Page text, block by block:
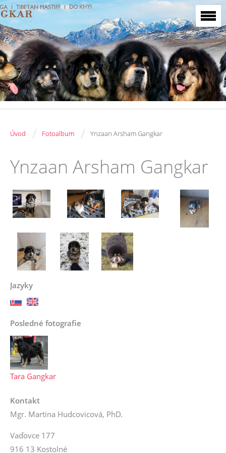
Úvod / Fotoalbum / Ynzaan Arsham Gangkar
Ynzaan Arsham Gangkar
Jazyky
Posledné fotografie
Tara Gangkar
Kontakt
Mgr. Martina Hudcovicová, PhD.
Vaďovce 177
916 13 Kostolné